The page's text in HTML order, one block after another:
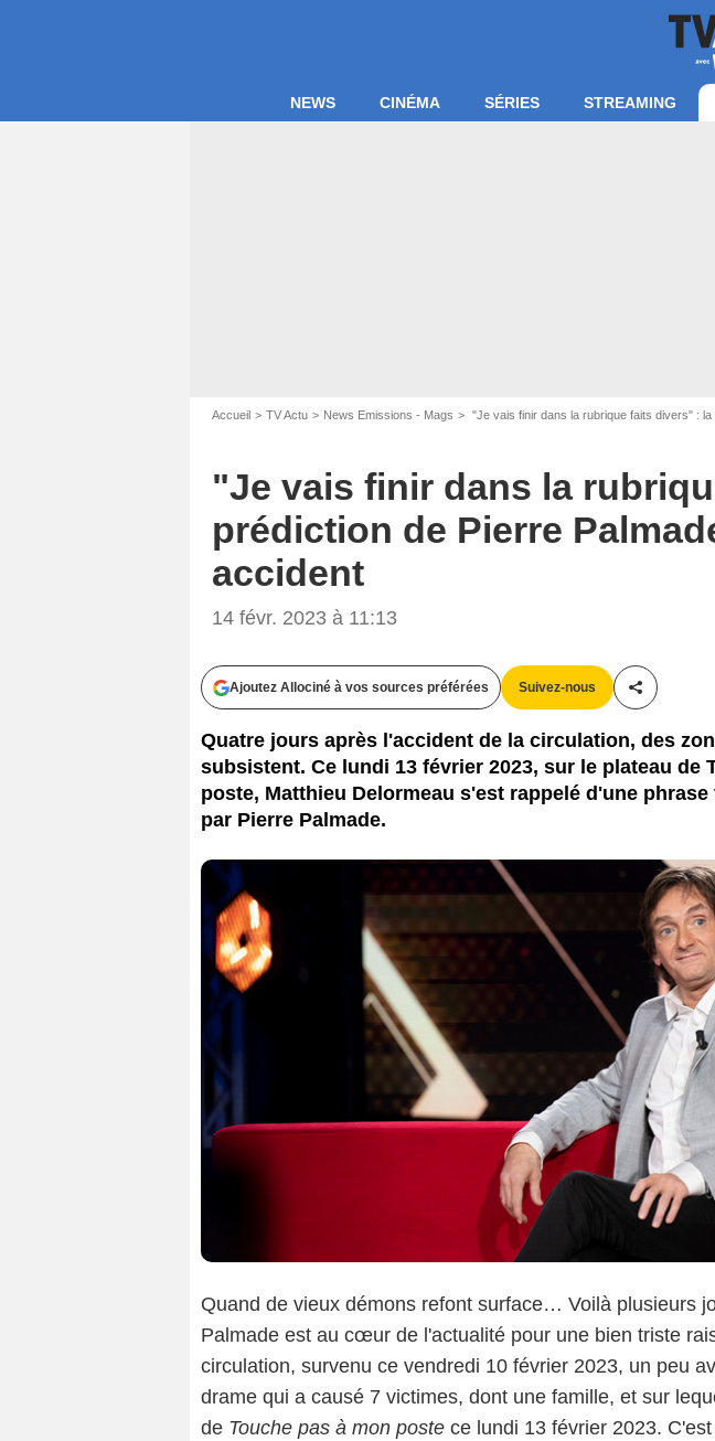
NEWS CINÉMA SÉRIES STREAMING
Accueil TV Actu News Emissions - Mags "Je vais finir dans la rubrique faits divers" :
"Je vais finir dans la
prédiction de Pierre
accident
14 févr. 2023 à 11:13
Ajoutez Allociné à vos sources préférées Suivez-nous
Partager
Quatre jours après l'accident de la circulation, des
subsistent. Ce lundi 13 février 2023, sur le plateau de
poste, Matthieu Delormeau s'est rappelé d'une
par Pierre Palmade.
Quand de vieux démons refont surface… Voilà plusieurs
Palmade est au cœur de l'actualité pour une bien triste
circulation, survenu ce vendredi 10 février 2023, un peu
drame qui a causé 7 victimes, dont une famille, et sur
de Touche pas à mon poste ce lundi 13 février 2023.